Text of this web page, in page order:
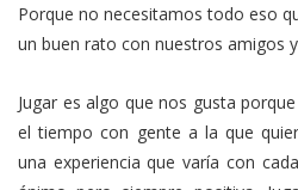
Porque no necesitamos todo eso
un buen rato con nuestros amigos
Jugar es algo que nos gusta
el tiempo con gente a la que
una experiencia que varía con